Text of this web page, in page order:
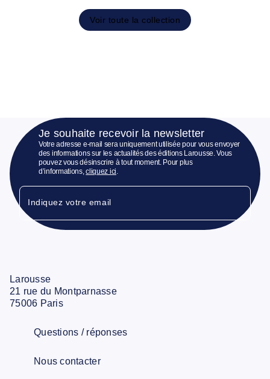
Voir toute la collection
Je souhaite recevoir la newsletter
Votre adresse e-mail sera uniquement utilisée pour vous envoyer
des informations sur les actualités des éditions Larousse. Vous
pouvez vous désinscrire à tout moment. Pour plus
d’informations,cliquez ici.
Indiquez votre email
Larousse
21 rue du Montparnasse
75006 Paris
Questions / réponses
Nous contacter